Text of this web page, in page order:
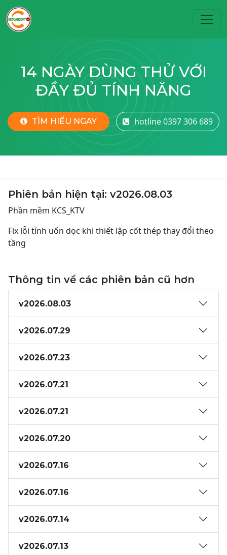
14 NGÀY DÙNG THỬ VỚI
ĐẦY ĐỦ TÍNH NĂNG
TÌM HIỂU NGAY hotline 0397 306 689
Phiên bản hiện tại: v2026.08.03
Phần mềm KCS_KTV
Fix lỗi tính uốn dọc khi thiết lập cốt thép thay đổi theo
tầng
Thông tin về các phiên bản cũ hơn
v2026.08.03
v2026.07.29
v2026.07.23
v2026.07.21
v2026.07.21
v2026.07.20
v2026.07.16
v2026.07.16
v2026.07.14
v2026.07.13